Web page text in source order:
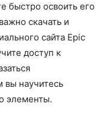
быстро освоить его
скачать и
сайта Epic
доступ к
научитесь
элементы.